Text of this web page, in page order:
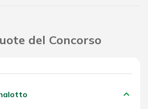
del Concorso
keyboard_arrow_down